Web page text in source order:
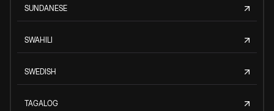
SUNDANESE
SWAHILI
SWEDISH
TAGALOG